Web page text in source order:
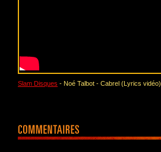
Slam Disques - Noé Talbot - Cabrel (Lyrics vidéo)